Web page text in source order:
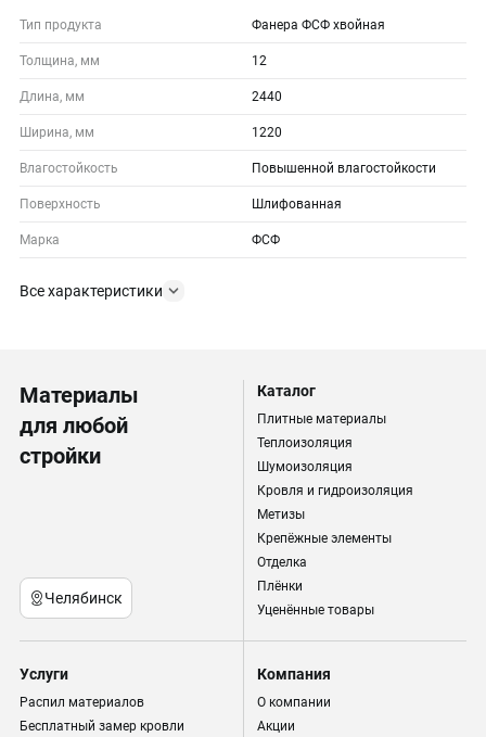
Тип продукта Фанера ФСФ хвойная
Толщина, мм 12
Длина, мм 2440
Ширина, мм 1220
Влагостойкость Повышенной влагостойкости
Поверхность Шлифованная
Марка ФСФ
Все характеристики
Материалы
для любой
стройки
Челябинск
Каталог
Плитные материалы
Теплоизоляция
Шумоизоляция
Кровля и гидроизоляция
Метизы
Крепёжные элементы
Отделка
Плёнки
Уценённые товары
Услуги
Распил материалов
Бесплатный замер кровли
Компания
О компании
Акции